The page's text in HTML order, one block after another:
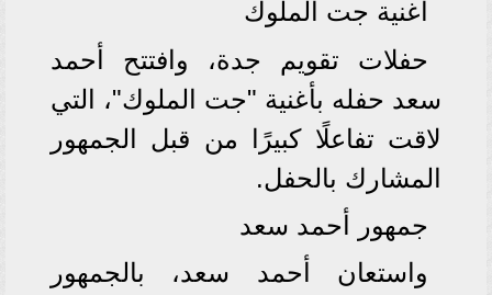
أغنية جت الملوك
حفلات تقويم جدة، وافتتح أحمد
سعد حفله بأغنية "جت الملوك"، التي
لاقت تفاعلًا كبيرًا من قبل الجمهور
المشارك بالحفل.
جمهور أحمد سعد
واستعان أحمد سعد، بالجمهور